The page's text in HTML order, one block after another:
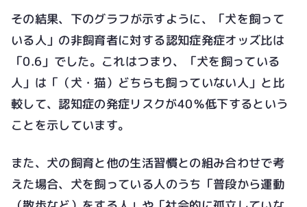
その結果、下のグラフが示すように、「犬を飼って
いる人」の非飼育者に対する認知症発症オッズ比は
「0.6」でした。これはつまり、「犬を飼っている
人」は「（犬・猫）どちらも飼っていない人」と比
較して、認知症の発症リスクが40％低下するという
ことを示しています。
また、犬の飼育と他の生活習慣との組み合わせで考
えた場合、犬を飼っている人のうち「普段から運動